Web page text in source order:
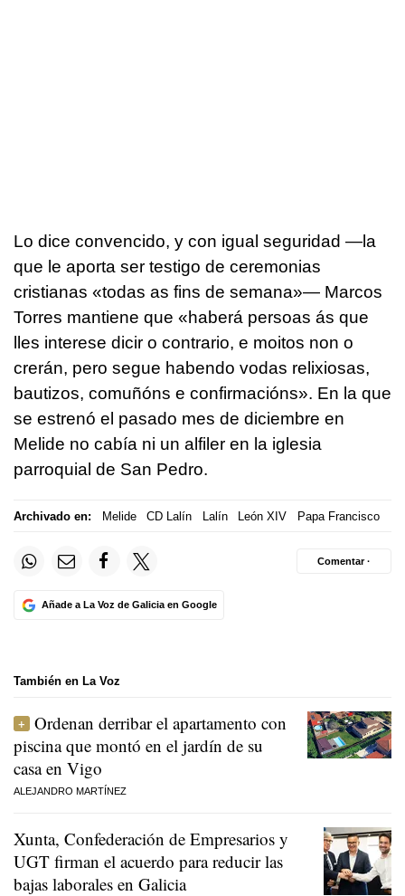
Lo dice convencido, y con igual seguridad —la
que le aporta ser testigo de ceremonias
cristianas «todas as fins de semana»— Marcos
Torres mantiene que «haberá persoas ás que
lles interese dicir o contrario, e moitos non o
crerán, pero segue habendo vodas relixiosas,
bautizos, comuñóns e confirmacións». En la que
se estrenó el pasado mes de diciembre en
Melide no cabía ni un alfiler en la iglesia
parroquial de San Pedro.
Archivado en: Melide CD Lalín Lalín León XIV Papa Francisco
Añade a La Voz de Galicia en Google
Comentar ·
También en La Voz
Ordenan derribar el apartamento con
piscina que montó en el jardín de su
casa en Vigo
ALEJANDRO MARTÍNEZ
Xunta, Confederación de Empresarios y
UGT firman el acuerdo para reducir las
bajas laborales en Galicia